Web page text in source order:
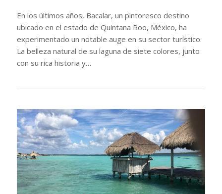
En los últimos años, Bacalar, un pintoresco destino
ubicado en el estado de Quintana Roo, México, ha
experimentado un notable auge en su sector turístico.
La belleza natural de su laguna de siete colores, junto
con su rica historia y…